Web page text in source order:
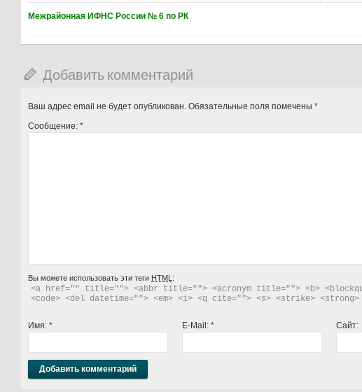
Межрайонная ИФНС России № 6 по РК
Добавить комментарий
Ваш адрес email не будет опубликован. Обязательные поля помечены *
Сообщение: *
Вы можете использовать эти теги HTML :
<a href="" title=""> <abbr title=""> <acronym title=""> <b>
<code> <del datetime=""> <em> <i> <q cite=""> <s> <strike> <strong>
Имя: * E-Mail: * Сайт: